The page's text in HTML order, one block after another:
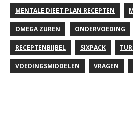
MENTALE DIEET PLAN RECEPTEN
OMEGA ZUREN ONDERVOEDING
RECEPTENBIJBEL SIXPACK
VOEDINGSMIDDELEN VRAGEN